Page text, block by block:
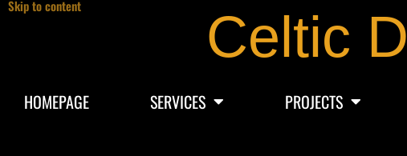
Skip to content Celtic
HOMEPAGE SERVICES PROJECTS